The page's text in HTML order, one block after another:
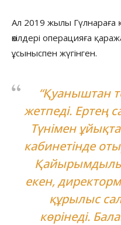
Ал 2019 жылы
өкілдері операцияға
ұсыныспен жүгінген.
“Қуаныштан
жетпеді. Ертең
Түнімен
кабинетінде
екен,
құрылыс
көрінеді.